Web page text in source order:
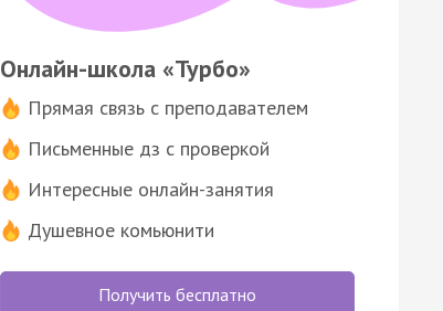
Онлайн-школа «Турбо»
Прямая связь с преподавателем
Письменные дз с проверкой
Интересные онлайн-занятия
Душевное комьюнити
Получить бесплатно